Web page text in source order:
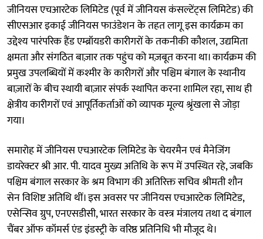
जीनियस एचआरटेक लिमिटेड (पूर्व में जीनियस कंसल्टेंट्स लिमिटेड) की
सीएसआर इकाई जीनियस फाउंडेशन के तहत लागू इस कार्यक्रम का
उद्देश्य पारंपरिक हैंड एम्ब्रॉयडरी कारीगरों के तकनीकी कौशल, उद्यमिता
क्षमता और संगठित बाज़ार तक पहुंच को मज़बूत करना था। कार्यक्रम की
प्रमुख उपलब्धियों में कश्मीर के कारीगरों और पश्चिम बंगाल के स्थानीय
बाज़ारों के बीच स्थायी बाज़ार संपर्क स्थापित करना शामिल रहा, साथ ही
क्षेत्रीय कारीगरों एवं आपूर्तिकर्ताओं को व्यापक मूल्य श्रृंखला से जोड़ा
गया।
समारोह में जीनियस एचआरटेक लिमिटेड के चेयरमैन एवं मैनेजिंग
डायरेक्टर श्री आर. पी. यादव मुख्य अतिथि के रूप में उपस्थित रहे, जबकि
पश्चिम बंगाल सरकार के श्रम विभाग की अतिरिक्त सचिव श्रीमती शौन
सेन विशिष्ट अतिथि थीं। इस अवसर पर जीनियस एचआरटेक लिमिटेड,
एसेन्सिव ग्रुप, एनएसडीसी, भारत सरकार के वस्त्र मंत्रालय तथा द बंगाल
चैंबर ऑफ कॉमर्स एंड इंडस्ट्री के वरिष्ठ प्रतिनिधि भी मौजूद थे।